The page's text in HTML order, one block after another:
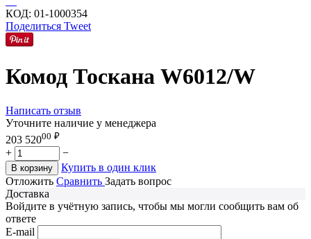
КОД: 01-1000354
Поделиться Tweet
Комод Тоскана W6012/W
Написать отзыв
Уточните наличие у менеджера
203 52000 ₽
+ −
В корзину
Купить в один клик
Отложить Сравнить Задать вопрос
Доставка
Войдите в учётную запись, чтобы мы могли сообщить вам об
ответе
E-mail